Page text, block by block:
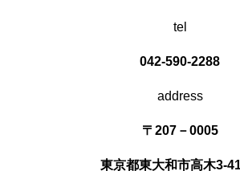
tel
042-590-2288
address
〒207－0005
東京都東大和市高木3-